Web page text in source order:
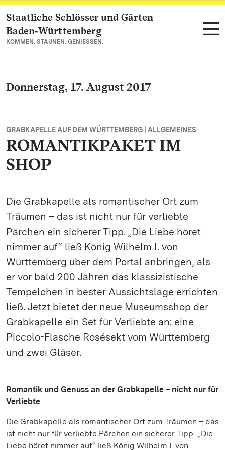
Zum Hauptinhalt springen
Staatliche Schlösser und Gärten
Baden‑Württemberg
KOMMEN. STAUNEN. GENIESSEN.
Donnerstag, 17. August 2017
GRABKAPELLE AUF DEM WÜRTTEMBERG | ALLGEMEINES
ROMANTIKPAKET IM
SHOP
Die Grabkapelle als romantischer Ort zum
Träumen – das ist nicht nur für verliebte
Pärchen ein sicherer Tipp. „Die Liebe höret
nimmer auf“ ließ König Wilhelm I. von
Württemberg über dem Portal anbringen, als
er vor bald 200 Jahren das klassizistische
Tempelchen in bester Aussichtslage errichten
ließ. Jetzt bietet der neue Museumsshop der
Grabkapelle ein Set für Verliebte an: eine
Piccolo-Flasche Rosésekt vom Württemberg
und zwei Gläser.
Romantik und Genuss an der Grabkapelle – nicht nur für
Verliebte
Die Grabkapelle als romantischer Ort zum Träumen – das
ist nicht nur für verliebte Pärchen ein sicherer Tipp. „Die
Liebe höret nimmer auf“ ließ König Wilhelm I. von